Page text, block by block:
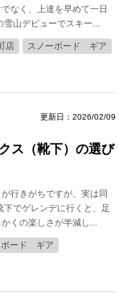
なく、上達を早めて一日
山デビューでスキー...
店
スノーボード ギア
更新日：2026/02/09
ス（靴下）の選び
行きがちですが、実は同
下でゲレンデに行くと、足
くの楽しさが半減し...
ボード ギア